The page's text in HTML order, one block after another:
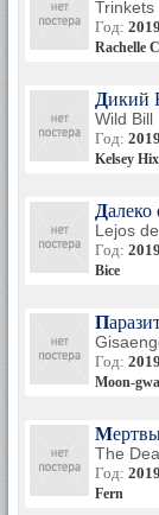
Trinkets
Год: 2019
Rachelle
Дикий
Wild Bill
Год: 2019
Kelsey
Lejos
Год: 2019
Bice
Год: 2019
Moon-
The
Год: 2019
Fern